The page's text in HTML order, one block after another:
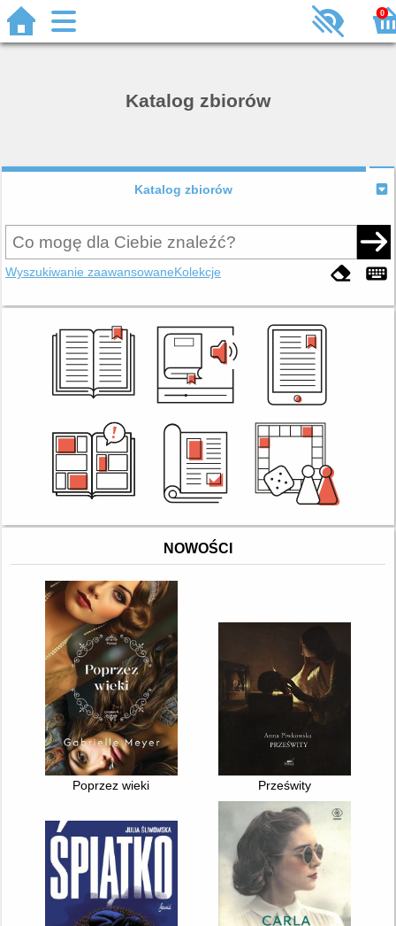
0
Katalog zbiorów
Katalog zbiorów
Wyszukiwanie zaawansowaneKolekcje
NOWOŚCI
Poprzez wieki Prześwity